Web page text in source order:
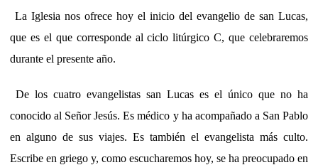
La Iglesia nos ofrece hoy el inicio del evangelio de san Lucas,
que es el que corresponde al ciclo litúrgico C, que celebraremos
durante el presente año.
De los cuatro evangelistas san Lucas es el único que no ha
conocido al Señor Jesús. Es médico y ha acompañado a San Pablo
en alguno de sus viajes. Es también el evangelista más culto.
Escribe en griego y, como escucharemos hoy, se ha preocupado en